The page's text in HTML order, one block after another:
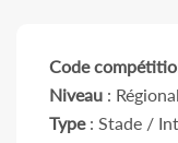
Code
Niveau : Régional
Type: Stade /